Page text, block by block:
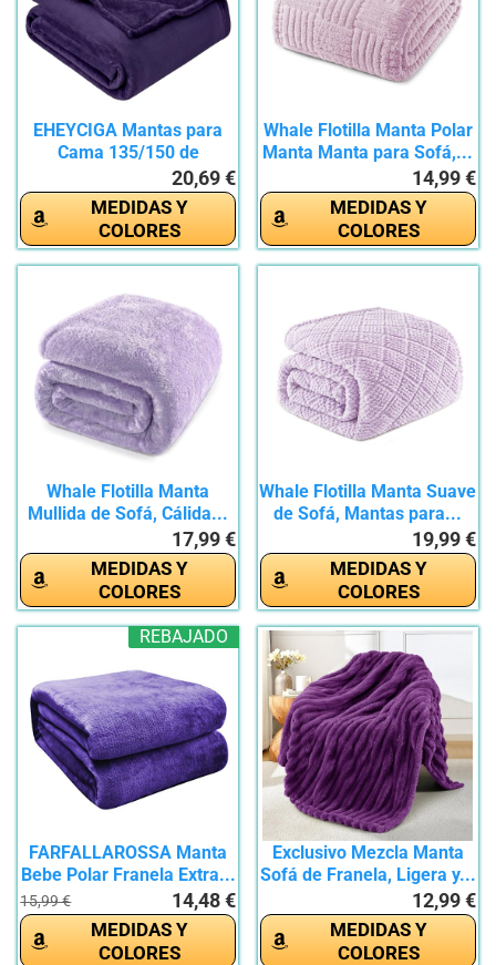
EHEYCIGA Mantas para
Cama 135/150 de
20,69 €
MEDIDAS Y
COLORES
Whale Flotilla Manta Polar
Manta Manta para Sofá,...
14,99 €
MEDIDAS Y
COLORES
Whale Flotilla Manta
Mullida de Sofá, Cálida...
17,99 €
MEDIDAS Y
COLORES
Whale Flotilla Manta Suave
de Sofá, Mantas para...
19,99 €
MEDIDAS Y
COLORES
REBAJADO
FARFALLAROSSA Manta
Bebe Polar Franela Extra...
15,99 € 14,48 €
MEDIDAS Y
COLORES
Exclusivo Mezcla Manta
Sofá de Franela, Ligera y...
12,99 €
MEDIDAS Y
COLORES